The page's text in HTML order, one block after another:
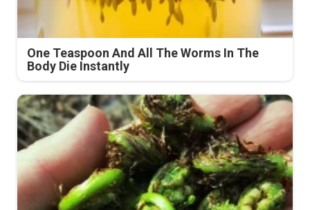
One Teaspoon And All The Worms In The
Body Die Instantly